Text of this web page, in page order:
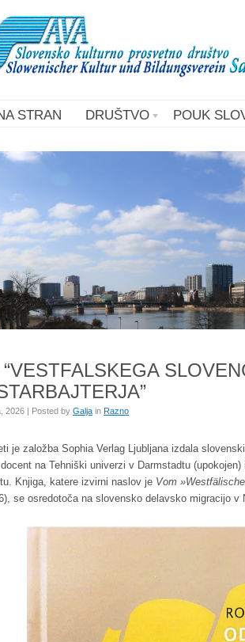
STRAN DRUŠTVO POUK
2026 | Posted by Galja in Razno
je založba Sophia Verlag Ljubljana izdala
na Tehniški univerzi v Darmstadtu
Knjiga, katere izvirni naslov je Vom
se osredotoča na slovensko delavsko migracijo